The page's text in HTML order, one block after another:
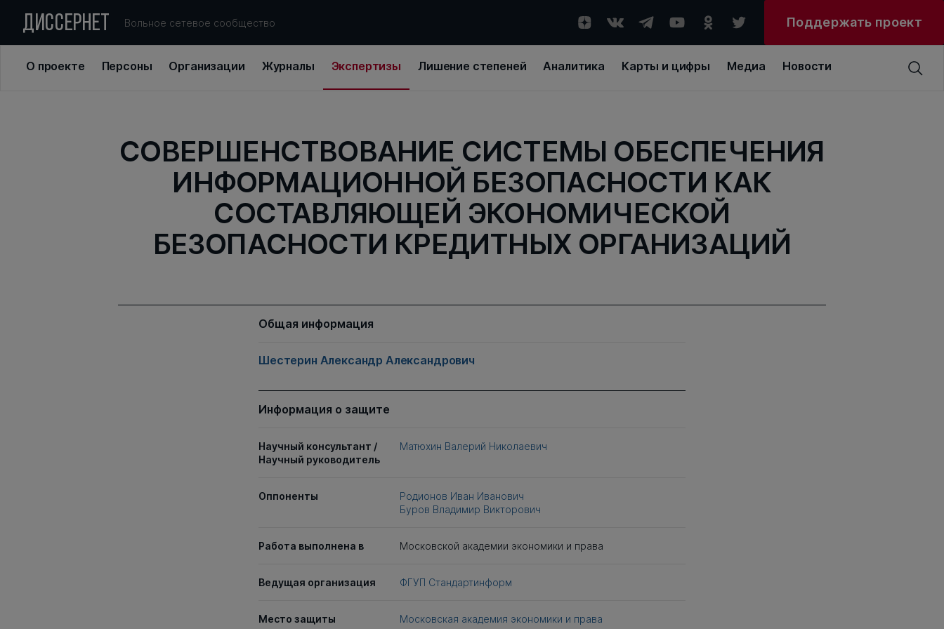
ДИССЕРНЕТ Вольное сетевое сообщество Поддержать проект
О проекте Персоны Организации Журналы Экспертизы Лишение степеней Аналитика Карты и цифры Медиа Новости
СОВЕРШЕНСТВОВАНИЕ СИСТЕМЫ ОБЕСПЕЧЕНИЯ
ИНФОРМАЦИОННОЙ БЕЗОПАСНОСТИ КАК
СОСТАВЛЯЮЩЕЙ ЭКОНОМИЧЕСКОЙ
БЕЗОПАСНОСТИ КРЕДИТНЫХ ОРГАНИЗАЦИЙ
Общая информация
Шестерин Александр Александрович
Информация о защите
Научный консультант /
Научный руководитель
Матюхин Валерий Николаевич
Оппоненты
Родионов Иван Иванович
Буров Владимир Викторович
Работа выполнена в Московской академии экономики и права
Ведущая организация ФГУП Стандартинформ
Место защиты Московская академия экономики и права